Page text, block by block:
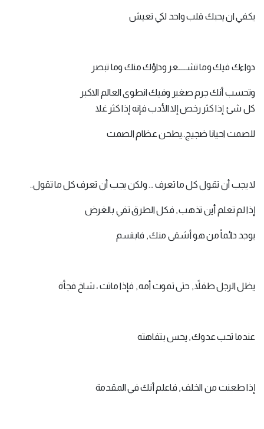
يكفي ان يحبك قلب واحد لكي تعيش
دواءك فيك وما تشـــــعر وداؤك منك وما تبصر
وتحسب أنك جرم صغير وفيك انطوى العالم الاكبر
كل شئ إذا كثر رخص إلا الأدب فإنه إذا كثر غلا
للصمت احيانا ضجيج..يطحن عظام الصمت
لا يجب أن تقول كل ما تعرف ... ولكن يجب أن تعرف كل ما تقول..
إذا لم تعلم أين تذهب , فكل الطرق تفي بالغرض
يوجد دائماً من هو أشقى منك , فابتسم
يظل الرجل طفلاً , حتى تموت أمه , فإذا ماتت ، شاخ فجأة
عندما تحب عدوك , يحس بتفاهته
إذا طعنت من الخلف , فاعلم أنك في المقدمة